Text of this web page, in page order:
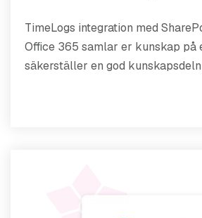
TimeLogs integration med
Office 365 samlar er kunskap på
säkerställer en god